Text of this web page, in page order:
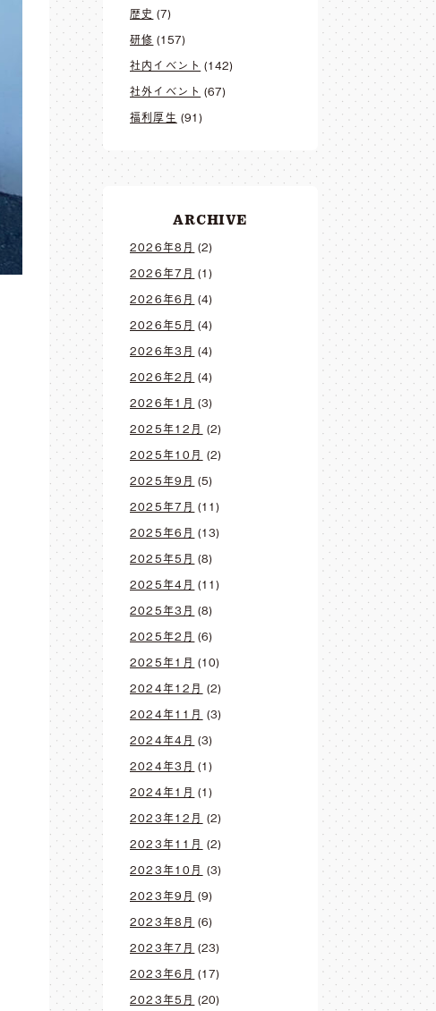
歴史 (7)
研修 (157)
社内イベント (142)
社外イベント (67)
福利厚生 (91)
ARCHIVE
2026年8月 (2)
2026年7月 (1)
2026年6月 (4)
2026年5月 (4)
2026年3月 (4)
2026年2月 (4)
2026年1月 (3)
2025年12月 (2)
2025年10月 (2)
2025年9月 (5)
2025年7月 (11)
2025年6月 (13)
2025年5月 (8)
2025年4月 (11)
2025年3月 (8)
2025年2月 (6)
2025年1月 (10)
2024年12月 (2)
2024年11月 (3)
2024年4月 (3)
2024年3月 (1)
2024年1月 (1)
2023年12月 (2)
2023年11月 (2)
2023年10月 (3)
2023年9月 (9)
2023年8月 (6)
2023年7月 (23)
2023年6月 (17)
2023年5月 (20)